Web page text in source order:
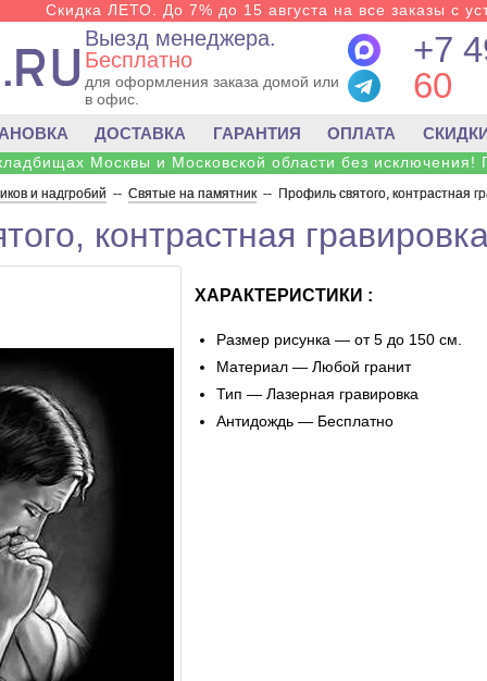
Скидка ЛЕТО. До 7% до 15 августа на все заказы с
Выезд менеджера.
Бесплатно
для оформления заказа домой или
в офис.
+7
60
ДОСТАВКА ГАРАНТИЯ ОПЛАТА
Москвы и Московской области без исключения!
и надгробий -- Святые на памятник -- Профиль святого, контрастная
контрастная
ХАРАКТЕРИСТИКИ :
Размер рисунка — от 5 до 150 см.
Материал — Любой гранит
Тип — Лазерная гравировка
Антидождь — Бесплатно